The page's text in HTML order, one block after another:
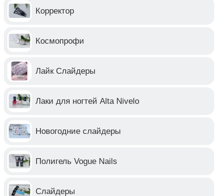
Корректор
Космопрофи
Лайк Слайдеры
Лаки для ногтей Alta Nivelo
Новогодние слайдеры
Полигель Vogue Nails
Слайдеры